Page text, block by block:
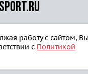
работу с сайтом,
с Политикой